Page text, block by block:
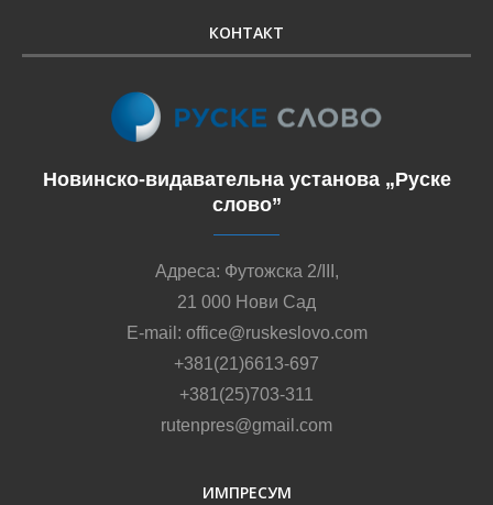
КОНТАКТ
Новинско-видавательна установа „Руске
слово”
Адреса: Футожска 2/III,
21 000 Нови Сад
E-mail: office@ruskeslovo.com
+381(21)6613-697
+381(25)703-311
rutenpres@gmail.com
ИМПРЕСУМ